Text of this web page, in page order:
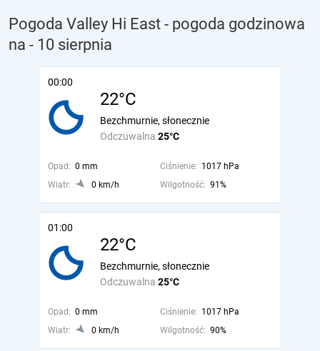
Pogoda Valley Hi East - pogoda godzinowa
na - 10 sierpnia
00:00
22°C
Odczuwalna 25°C
Bezchmurnie, słonecznie
Opad: 0 mm Ciśnienie: 1017 hPa
Wiatr:
0 km/h Wilgotność: 91%
01:00
22°C
Odczuwalna 25°C
Bezchmurnie, słonecznie
Opad: 0 mm Ciśnienie: 1017 hPa
Wiatr:
0 km/h Wilgotność: 90%